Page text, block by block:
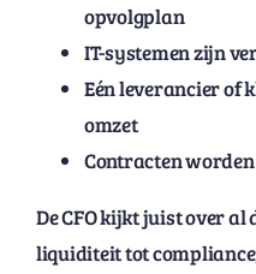
opvolgplan
IT-systemen zijn
Eén leverancier of
omzet
Contracten
De CFO kijkt juist over al
liquiditeit tot